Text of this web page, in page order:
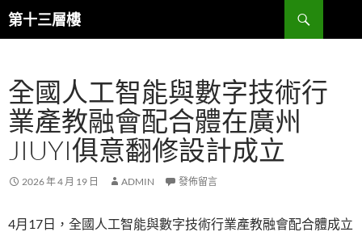
跳
至
內
容
第十三層樓
搜
尋
全國人工智能與數字技術行
業產教融會配合體在廣州
JIUYI俱意翻修設計成立
2026 年 4 月 19 日 ADMIN 發佈留言
4月17日，全國人工智能與數字技術行業產教融會配合體成立